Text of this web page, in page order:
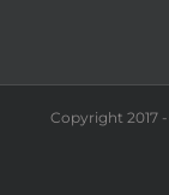
Copyright 2017